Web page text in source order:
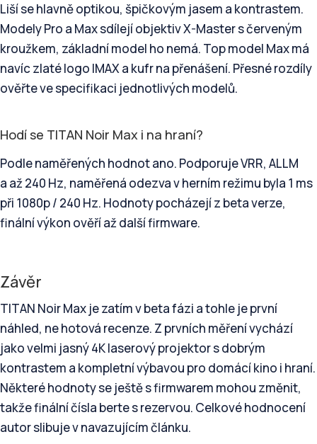
Liší se hlavně optikou, špičkovým jasem a kontrastem.
Modely Pro a Max sdílejí objektiv X-Master s červeným
kroužkem, základní model ho nemá. Top model Max má
navíc zlaté logo IMAX a kufr na přenášení. Přesné rozdíly
ověřte ve specifikaci jednotlivých modelů.
Hodí se TITAN Noir Max i na hraní?
Podle naměřených hodnot ano. Podporuje VRR, ALLM
a až 240 Hz, naměřená odezva v herním režimu byla 1 ms
při 1080p / 240 Hz. Hodnoty pocházejí z beta verze,
finální výkon ověří až další firmware.
Závěr
TITAN Noir Max je zatím v beta fázi a tohle je první
náhled, ne hotová recenze. Z prvních měření vychází
jako velmi jasný 4K laserový projektor s dobrým
kontrastem a kompletní výbavou pro domácí kino i hraní.
Některé hodnoty se ještě s firmwarem mohou změnit,
takže finální čísla berte s rezervou. Celkové hodnocení
autor slibuje v navazujícím článku.